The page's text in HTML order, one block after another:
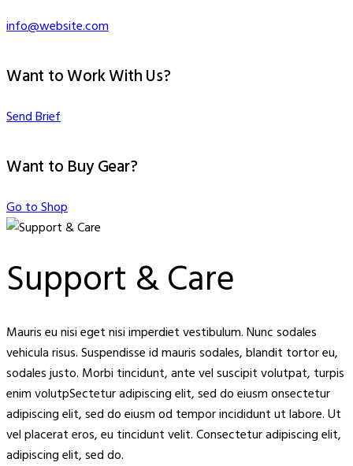
info@website.com
Want to Work With Us?
Send Brief
Want to Buy Gear?
Go to Shop
Support & Care
Mauris eu nisi eget nisi imperdiet vestibulum. Nunc sodales
vehicula risus. Suspendisse id mauris sodales, blandit tortor eu,
sodales justo. Morbi tincidunt, ante vel suscipit volutpat, turpis
enim volutpSectetur adipiscing elit, sed do eiusm onsectetur
adipiscing elit, sed do eiusm od tempor incididunt ut labore. Ut
vel placerat eros, eu tincidunt velit. Consectetur adipiscing elit,
adipiscing elit, sed do.